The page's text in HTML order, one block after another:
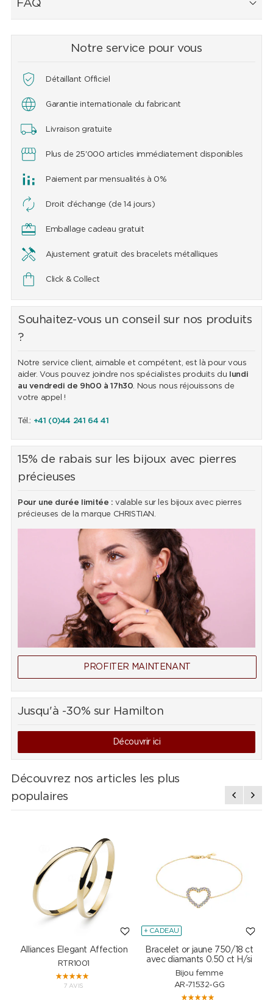
FAQ
Notre service pour vous
Détaillant Officiel
Garantie internationale du fabricant
Livraison gratuite
Plus de 25'000 articles immédiatement disponibles
Paiement par mensualités à 0%
Droit d’échange (de 14 jours)
Emballage cadeau gratuit
Ajustement gratuit des bracelets métalliques
Click & Collect
Souhaitez-vous un conseil sur nos produits
?
Notre service client, aimable et compétent, est là pour vous
aider. Vous pouvez joindre nos spécialistes produits du
lundi
au vendredi de 9h00 à 17h30. Nous nous réjouissons de
votre appel !
Tél.: +41 (0)44 241 64 41
15% de rabais sur les bijoux avec pierres
précieuses
Pour une durée limitée : valable sur les bijoux avec pierres
précieuses de la marque CHRISTIAN.
PROFITER MAINTENANT
Jusqu'à -30% sur Hamilton
Découvrir ici
Découvrez nos articles les plus
populaires
Alliances Elegant Affection
RTR1001
7 AVIS
+ CADEAU
Bracelet or jaune 750/18 ct
avec diamants 0.50 ct H/si
Bijou femme
AR-71532-GG